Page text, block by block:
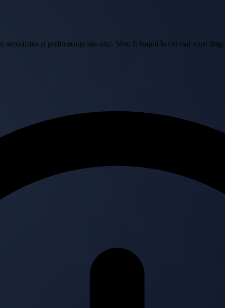
securitatea și performanța site-ului. Vom fi înapoi în cel mai scurt timp.